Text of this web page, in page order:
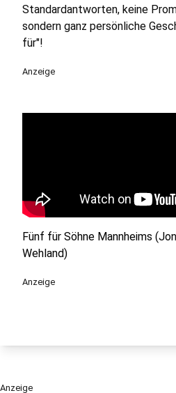
Standardantworten, keine
sondern ganz persönliche
für"!
Anzeige
Fünf für Söhne Mannheims
Wehland)
Anzeige
Anzeige